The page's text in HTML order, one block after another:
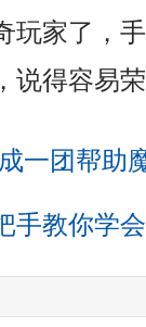
玩家了，
说得容易
一团帮助
手教你学